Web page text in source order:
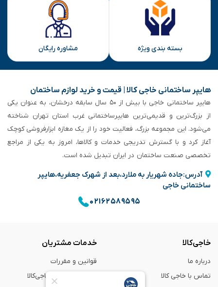
بسته بندی ویژه مشاوره رایگان
هایپر ساختمانی خاجی‌ کالا | قیمت و خرید لوازم ساختمان
هایپر ساختمانی خاجی‌ با بیش از ۵۰ سال سابقه‌ درخشان، به عنوان یکی
از بزرگ‌ترین و قدیمی‌ترین هایپرساختمانی‌ غرب استان تهران شناخته
می‌شود. این مجموعه بزرگ، فعالیت خود را از یک مغازه ابزارفروشی کوچک
آغاز کرد و با گسترش تدریجی خدمات و کالاها، امروز به یکی از مراجع
تخصصی صنعت ساختمان در ایران تبدیل شده است.
آدرس:جاده شهریار به ملارد،بعد از شهرک جعفریه،هایپر
ساختمانی خاجی
۰۲۱۶۲۵۸۹۵۹۵
خاجی‌کالا
درباره ما
تماس با خاجی کالا
خدمات مشتریان
قوانین و مقررات
راهنمای خرید از خاجی‌کالا